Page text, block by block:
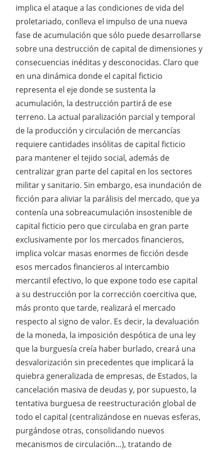
implica el ataque a las condiciones de vida del
proletariado, conlleva el impulso de una nueva
fase de acumulación que sólo puede desarrollarse
sobre una destrucción de capital de dimensiones y
consecuencias inéditas y desconocidas. Claro que
en una dinámica donde el capital ficticio
representa el eje donde se sustenta la
acumulación, la destrucción partirá de ese
terreno. La actual paralización parcial y temporal
de la producción y circulación de mercancías
requiere cantidades insólitas de capital ficticio
para mantener el tejido social, además de
centralizar gran parte del capital en los sectores
militar y sanitario. Sin embargo, esa inundación de
ficción para aliviar la parálisis del mercado, que ya
contenía una sobreacumulación insostenible de
capital ficticio pero que circulaba en gran parte
exclusivamente por los mercados financieros,
implica volcar masas enormes de ficción desde
esos mercados financieros al intercambio
mercantil efectivo, lo que expone todo ese capital
a su destrucción por la corrección coercitiva que,
más pronto que tarde, realizará el mercado
respecto al signo de valor. Es decir, la devaluación
de la moneda, la imposición despótica de una ley
que la burguesía creía haber burlado, creará una
desvalorización sin precedentes que implicará la
quiebra generalizada de empresas, de Estados, la
cancelación masiva de deudas y, por supuesto, la
tentativa burguesa de reestructuración global de
todo el capital (centralizándose en nuevas esferas,
purgándose otras, consolidando nuevos
mecanismos de circulación…), tratando de